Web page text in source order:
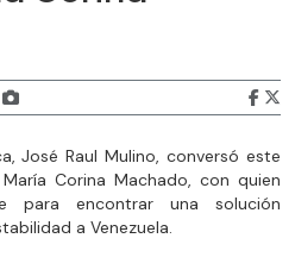
José Raul Mulino, conversó este
Corina Machado, con quien
para encontrar una solución
a Venezuela.